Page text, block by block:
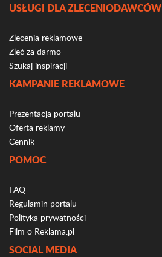
USŁUGI DLA ZLECENIODAWCÓW
Zlecenia reklamowe
Zleć za darmo
Szukaj inspiracji
KAMPANIE REKLAMOWE
Prezentacja portalu
Oferta reklamy
Cennik
POMOC
FAQ
Regulamin portalu
Polityka prywatności
Film o Reklama.pl
SOCIAL MEDIA